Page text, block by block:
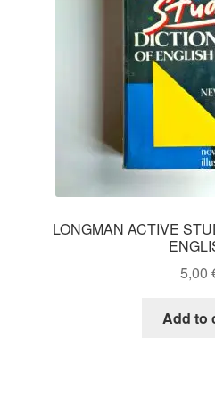
LONGMAN ACTIVE
5,00
Add to